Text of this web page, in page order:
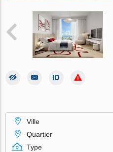
Ville
Quartier
Type